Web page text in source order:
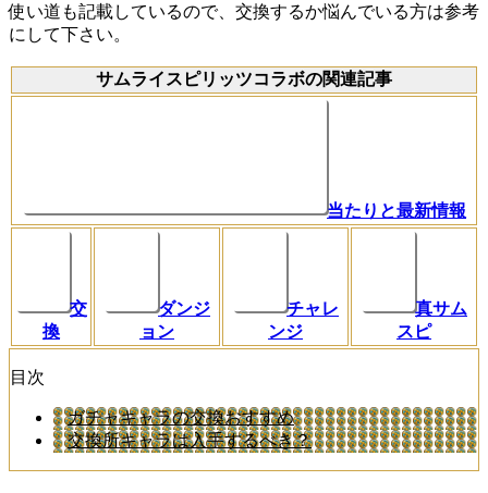
使い道も記載しているので、交換するか悩んでいる方は参考
にして下さい。
サムライスピリッツコラボの関連記事
当たりと最新情報
交
換
ダンジ
ョン
チャレ
ンジ
真サム
スピ
目次
ガチャキャラの交換おすすめ
交換所キャラは入手するべき？